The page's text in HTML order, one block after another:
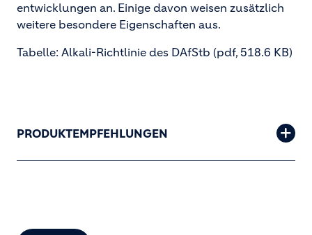
entwicklungen an. Einige davon weisen zusätzlich
weitere besondere Eigenschaften aus.
Tabelle: Alkali-Richtlinie des DAfStb (pdf, 518.6 KB)
PRODUKTEMPFEHLUNGEN